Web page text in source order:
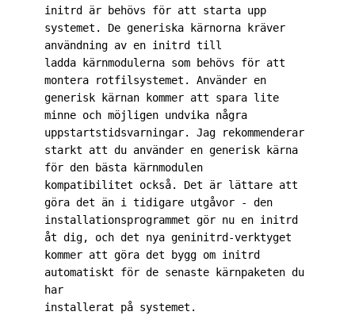
initrd är behövs för att starta upp
systemet. De generiska kärnorna kräver
användning av en initrd till
ladda kärnmodulerna som behövs för att
montera rotfilsystemet. Använder en
generisk kärnan kommer att spara lite
minne och möjligen undvika några
uppstartstidsvarningar. Jag rekommenderar
starkt att du använder en generisk kärna
för den bästa kärnmodulen
kompatibilitet också. Det är lättare att
göra det än i tidigare utgåvor - den
installationsprogrammet gör nu en initrd
åt dig, och det nya geninitrd-verktyget
kommer att göra det bygg om initrd
automatiskt för de senaste kärnpaketen du
har
installerat på systemet.